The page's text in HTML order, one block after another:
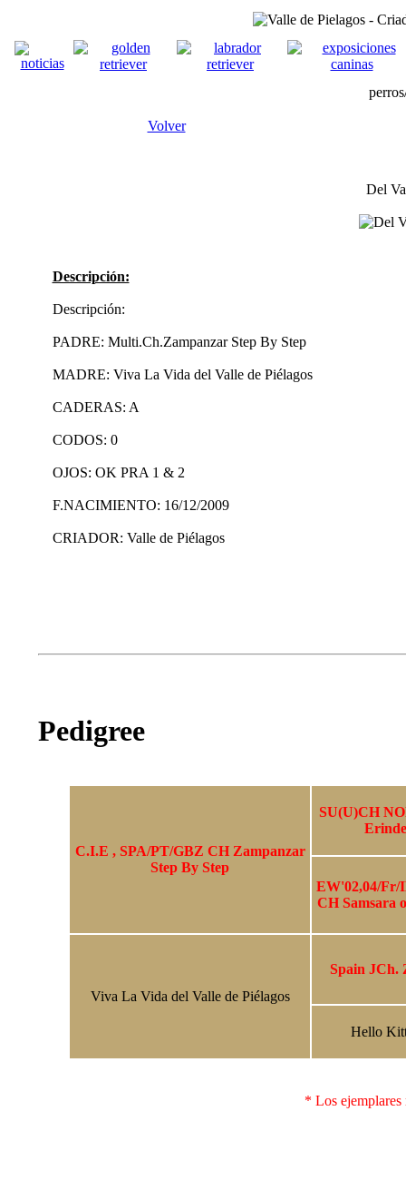
Volver
Del
Descripción:
Descripción:
PADRE: Multi.Ch.Zampanzar Step By Step
MADRE: Viva La Vida del Valle de Piélagos
CADERAS: A
CODOS: 0
OJOS: OK PRA 1 & 2
F.NACIMIENTO: 16/12/2009
CRIADOR: Valle de Piélagos
Pedigree
C.I.E , SPA/PT/GBZ CH Zampanzar
Step By Step
SU(U)CH
EW'02,04/Fr/
CH Samsara
Viva La Vida del Valle de Piélagos
Spain JCh.
Hello
* Los ejemplares